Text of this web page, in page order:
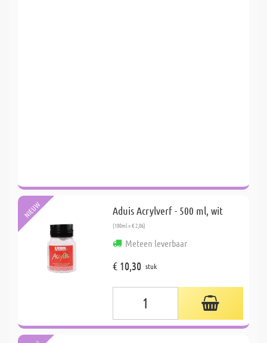
Aduis Acrylverf - 500 ml, wit
(100ml = € 2,06)
Meteen leverbaar
€ 10,30 stuk
NIEUW